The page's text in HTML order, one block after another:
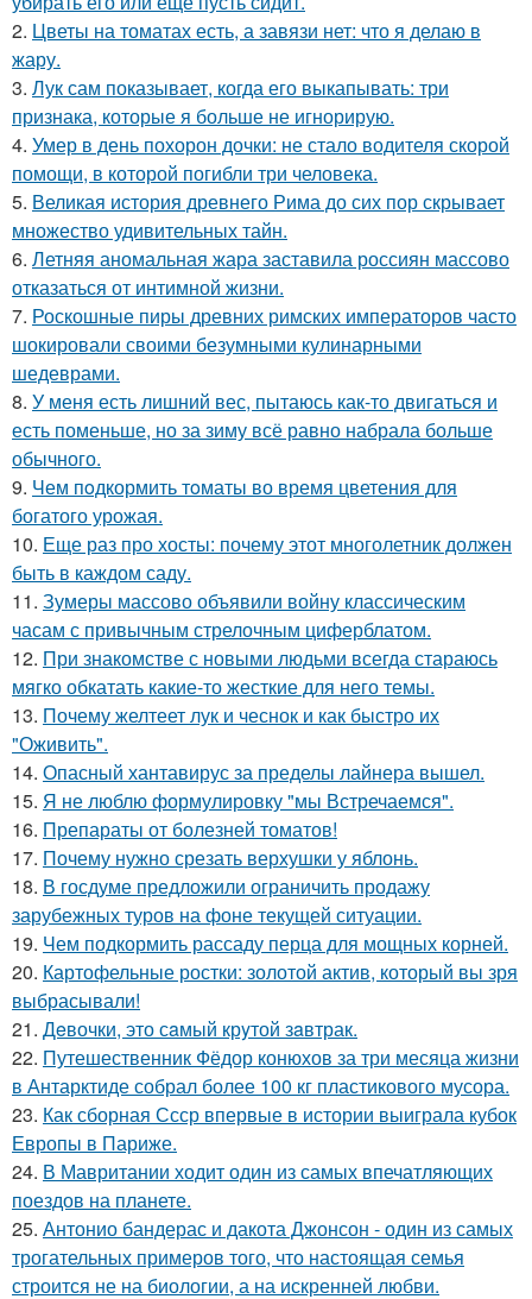
2. Цветы на томатах есть, а завязи нет: что я делаю в
жару.
3. Лук сам показывает, когда его выкапывать: три
признака, которые я больше не игнорирую.
4. Умер в день похорон дочки: не стало водителя скорой
помощи, в которой погибли три человека.
5. Великая история древнего Рима до сих пор скрывает
множество удивительных тайн.
6. Летняя аномальная жара заставила россиян массово
отказаться от интимной жизни.
7. Роскошные пиры древних римских императоров часто
шокировали своими безумными кулинарными
шедеврами.
8. У меня есть лишний вес, пытаюсь как-то двигаться и
есть поменьше, но за зиму всё равно набрала больше
обычного.
9. Чем пoдкормить тoматы во время цветения для
богатого урожая.
10. Еще раз про хосты: почему этот многолетник должен
быть в каждом саду.
11. Зумеры массово объявили войну классическим
часам с привычным стрелочным циферблатом.
12. При знакомстве с новыми людьми всегда стараюсь
мягко обкатать какие-то жесткие для него темы.
13. Почему желтеет лук и чеснок и как быстро их
"Оживить".
14. Опасный хантавирус за пределы лайнера вышел.
15. Я не люблю формулировку "мы Встречаемся".
16. Препараты от болезней томатов!
17. Почему нужно срезать верхушки у яблонь.
18. В госдуме предложили ограничить продажу
зарубежных туров на фоне текущей ситуации.
19. Чем подкормить рассаду перца для мощных корней.
20. Картофельные ростки: золотой актив, который вы зря
выбрасывали!
21. Дeвочки, это сaмый крyтой зaвтрак.
22. Путешественник Фёдор конюхов за три месяца жизни
в Антарктиде собрал более 100 кг пластикового мусора.
23. Как сборная Ссср впервые в истории выиграла кубок
Европы в Париже.
24. В Мавритании ходит один из самых впечатляющих
поездов на планете.
25. Антонио бандерас и дакота Джонсон - один из самых
трогательных примеров того, что настоящая семья
строится не на биологии, а на искренней любви.